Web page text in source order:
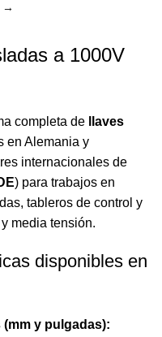
→
a 1000V
completa de
llaves
en Alemania y
internacionales de
) para trabajos en
tableros de control y
media tensión.
disponibles en
(mm y pulgadas):